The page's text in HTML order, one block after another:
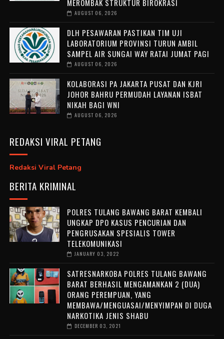
MEROMBAK STRUKTUR BIROKRASI
AUGUST 06, 2026
DLH PESAWARAN PASTIKAN TIM UJI
LABORATORIUM PROVINSI TURUN AMBIL
SAMPEL AIR SUNGAI WAY RATAI JUMAT PAGI
AUGUST 06, 2026
KOLABORASI PA JAKARTA PUSAT DAN KJRI
JOHOR BAHRU PERMUDAH LAYANAN ISBAT
NIKAH BAGI WNI
AUGUST 06, 2026
REDAKSI VIRAL PETANG
Redaksi Viral Petang
BERITA KRIMINAL
POLRES TULANG BAWANG BARAT KEMBALI
UNGKAP DPO KASUS PENCURIAN DAN
PENGRUSAKAN SPESIALIS TOWER
TELEKOMUNIKASI
JANUARY 03, 2022
SATRESNARKOBA POLRES TULANG BAWANG
BARAT BERHASIL MENGAMANKAN 2 (DUA)
ORANG PEREMPUAN, YANG
MEMBAWA/MENGUASAI/MENYIMPAN DI DUGA
NARKOTIKA JENIS SHABU
DECEMBER 03, 2021